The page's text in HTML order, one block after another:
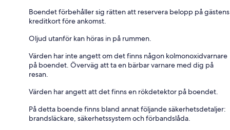
Boendet förbehåller sig rätten att reservera belopp på gästens
kreditkort före ankomst.
Oljud utanför kan höras in på rummen.
Värden har inte angett om det finns någon kolmonoxidvarnare
på boendet. Överväg att ta en bärbar varnare med dig på
resan.
Värden har angett att det finns en rökdetektor på boendet.
På detta boende finns bland annat följande säkerhetsdetaljer:
brandsläckare, säkerhetssystem och förbandslåda.